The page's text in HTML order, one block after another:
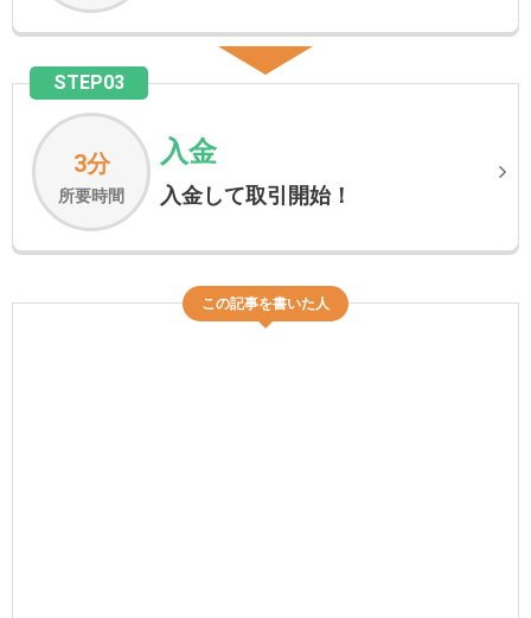
STEP03
3分
所要時間
入金
入金して取引開始！
この記事を書いた人